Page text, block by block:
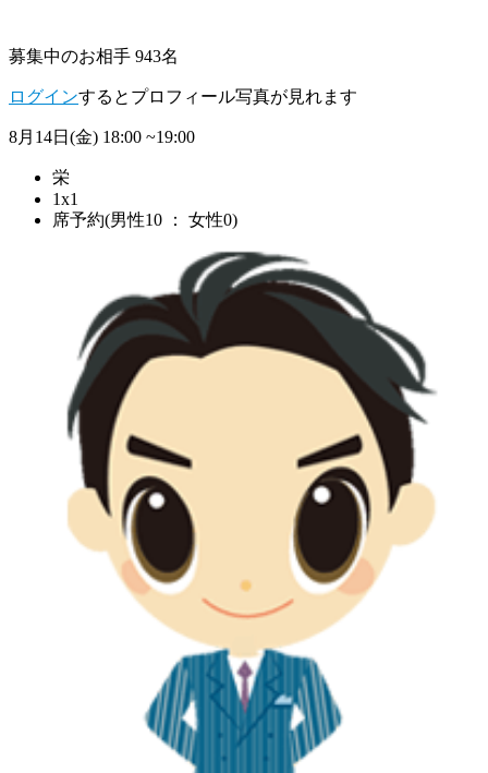
募集中のお相手 943名
ログインするとプロフィール写真が見れます
8月14日(金) 18:00 ~19:00
栄
1x1
席予約(男性10 ： 女性0)